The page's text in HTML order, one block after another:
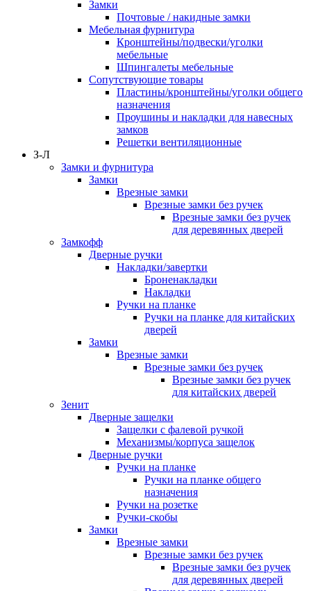
Замки
Почтовые / накидные замки
Мебельная фурнитура
Кронштейны/подвески/уголки
мебельные
Шпингалеты мебельные
Сопутствующие товары
Пластины/кронштейны/уголки общего
назначения
Проушины и накладки для навесных
замков
Решетки вентиляционные
З-Л
Замки и фурнитура
Замки
Врезные замки
Врезные замки без ручек
Врезные замки без ручек
для деревянных дверей
Замкофф
Дверные ручки
Накладки/завертки
Броненакладки
Накладки
Ручки на планке
Ручки на планке для китайских
дверей
Замки
Врезные замки
Врезные замки без ручек
Врезные замки без ручек
для китайских дверей
Зенит
Дверные защелки
Защелки с фалевой ручкой
Механизмы/корпуса защелок
Дверные ручки
Ручки на планке
Ручки на планке общего
назначения
Ручки на розетке
Ручки-скобы
Замки
Врезные замки
Врезные замки без ручек
Врезные замки без ручек
для деревянных дверей